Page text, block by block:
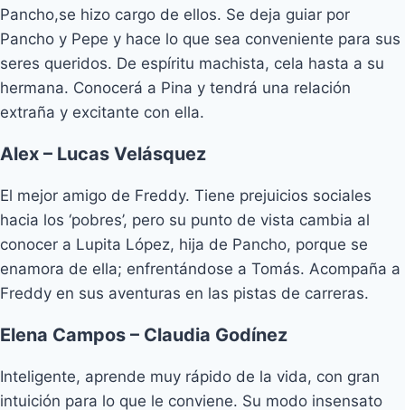
Pancho,se hizo cargo de ellos. Se deja guiar por
Pancho y Pepe y hace lo que sea conveniente para sus
seres queridos. De espíritu machista, cela hasta a su
hermana. Conocerá a Pina y tendrá una relación
extraña y excitante con ella.
Alex – Lucas Velásquez
El mejor amigo de Freddy. Tiene prejuicios sociales
hacia los ‘pobres’, pero su punto de vista cambia al
conocer a Lupita López, hija de Pancho, porque se
enamora de ella; enfrentándose a Tomás. Acompaña a
Freddy en sus aventuras en las pistas de carreras.
Elena Campos – Claudia Godínez
Inteligente, aprende muy rápido de la vida, con gran
intuición para lo que le conviene. Su modo insensato